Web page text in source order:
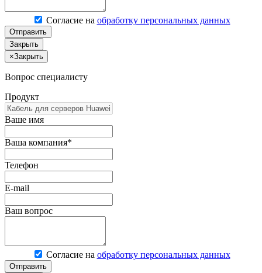
Согласие на обработку персональных данных
Отправить
Закрыть
×Закрыть
Вопрос специалисту
Продукт
Ваше имя
Ваша компания*
Телефон
E-mail
Ваш вопрос
Согласие на обработку персональных данных
Отправить